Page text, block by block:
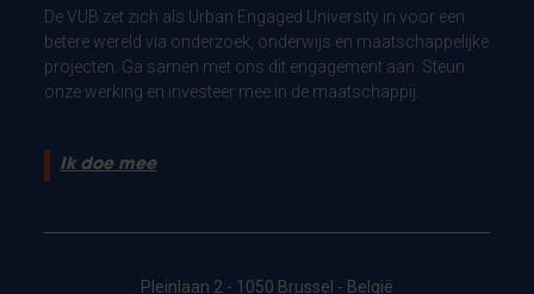
De VUB zet zich als Urban Engaged University in voor een
betere wereld via onderzoek, onderwijs en maatschappelijke
projecten. Ga samen met ons dit engagement aan. Steun
onze werking en investeer mee in de maatschappij.
Ik doe mee
Pleinlaan 2 - 1050 Brussel - België